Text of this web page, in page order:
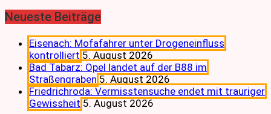
Neueste Beiträge
Eisenach: Mofafahrer unter Drogeneinfluss
kontrolliert 5. August 2026
Bad Tabarz: Opel landet auf der B88 im
Straßengraben 5. August 2026
Friedrichroda: Vermisstensuche endet mit trauriger
Gewissheit 5. August 2026